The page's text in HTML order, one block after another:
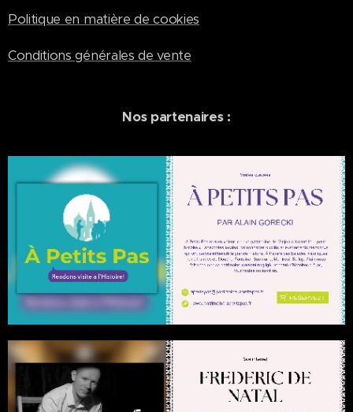
Politique en matière de cookies
Conditions générales de vente
Nos partenaires :